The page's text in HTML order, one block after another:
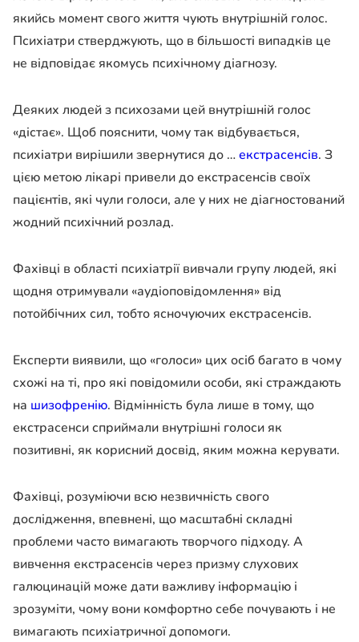
якийсь момент свого життя чують внутрішній голос.
Психіатри стверджують, що в більшості випадків це
не відповідає якомусь психічному діагнозу.
Деяких людей з психозами цей внутрішній голос
«дістає». Щоб пояснити, чому так відбувається,
психіатри вирішили звернутися до …екстрасенсів. З
цією метою лікарі привели до екстрасенсів своїх
пацієнтів, які чули голоси, але у них не діагностований
жодний психічний розлад.
Фахівці в області психіатрії вивчали групу людей, які
щодня отримували «аудіоповідомлення» від
потойбічних сил, тобто ясночуючих екстрасенсів.
Експерти виявили, що «голоси» цих осіб багато в чому
схожі на ті, про які повідомили особи, які страждають
на шизофренію. Відмінність була лише в тому, що
екстрасенси сприймали внутрішні голоси як
позитивні, як корисний досвід, яким можна керувати.
Фахівці, розуміючи всю незвичність свого
дослідження, впевнені, що масштабні складні
проблеми часто вимагають творчого підходу. А
вивчення екстрасенсів через призму слухових
галюцинацій може дати важливу інформацію і
зрозуміти, чому вони комфортно себе почувають і не
вимагають психіатричної допомоги.